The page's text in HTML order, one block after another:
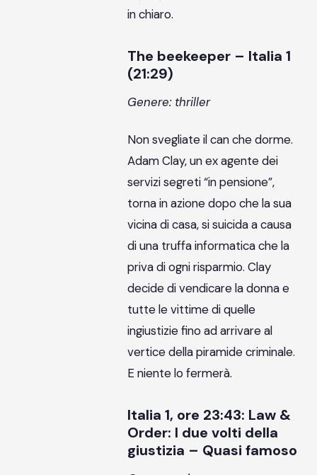
in chiaro.
The beekeeper – Italia 1
(21:29)
Genere: thriller
Non svegliate il can che dorme.
Adam Clay, un ex agente dei
servizi segreti “in pensione”,
torna in azione dopo che la sua
vicina di casa, si suicida a causa
di una truffa informatica che la
priva di ogni risparmio. Clay
decide di vendicare la donna e
tutte le vittime di quelle
ingiustizie fino ad arrivare al
vertice della piramide criminale.
E niente lo fermerà.
Italia 1, ore 23:43: Law &
Order: I due volti della
giustizia – Quasi famoso